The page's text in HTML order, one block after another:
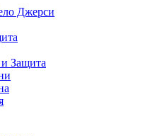
Джерси
Защита